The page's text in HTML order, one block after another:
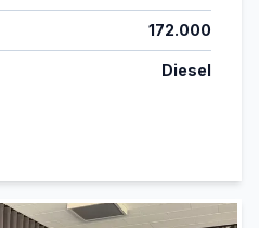
172.000
Diesel